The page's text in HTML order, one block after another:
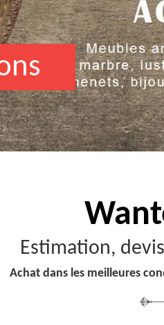
Estimation,
Achat dans les meilleures